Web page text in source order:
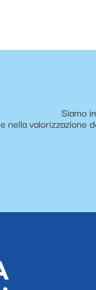
Siamo
e nella valorizzazione